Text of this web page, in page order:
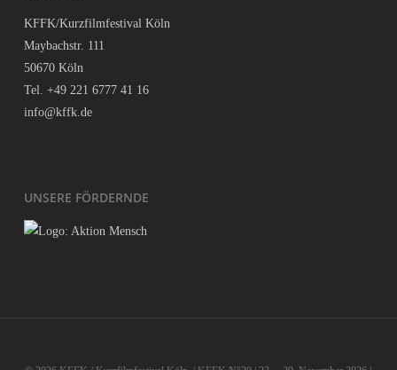
KFFK/Kurzfilmfestival Köln
May­bach­str. 111
50670 Köln
Tel. +49 221 6777 41 16
info@kffk.de
UNSE­RE FÖRDERNDE